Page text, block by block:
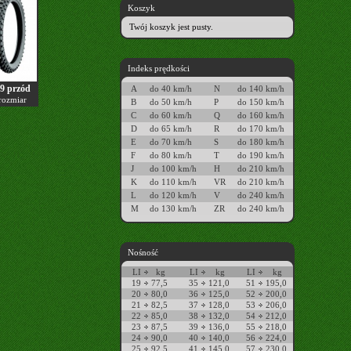
przód
Koszyk
Twój koszyk jest pusty.
Indeks prędkości
A do 40 km/h N
do 140 km/h
B
do 50 km/h P
do 150 km/h
C
do 60 km/h Q
do 160 km/h
D
do 65 km/h R
do 170 km/h
E
do 70 km/h S
do 180 km/h
F
do 80 km/h T
do 190 km/h
J
do 100 km/h H
do 210 km/h
K
do 110 km/h VR
do 210 km/h
L
do 120 km/h V
do 240 km/h
M
do 130 km/h ZR do 240 km/h
Nośność
LI kg LI kg LI
kg
19
77,5 35 121,0 51
195,0
20
80,0 36 125,0 52
200,0
21
82,5 37 128,0 53
206,0
22
85,0 38 132,0 54
212,0
23
87,5 39 136,0 55
218,0
24
90,0 40 140,0 56
224,0
25
92,5 41 145,0 57 230,0